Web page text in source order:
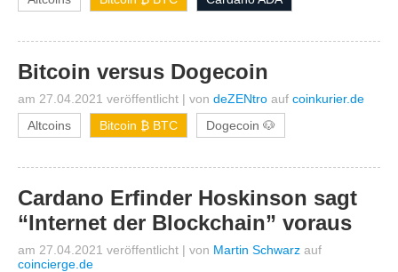
Bitcoin versus Dogecoin
am 27.04.2021 veröffentlicht | von deZENtro auf coinkurier.de
Altcoins
Bitcoin ₿ BTC Dogecoin 🐶
Cardano Erfinder Hoskinson sagt
“Internet der Blockchain” voraus
am 27.04.2021 veröffentlicht | von Martin Schwarz auf
coincierge.de